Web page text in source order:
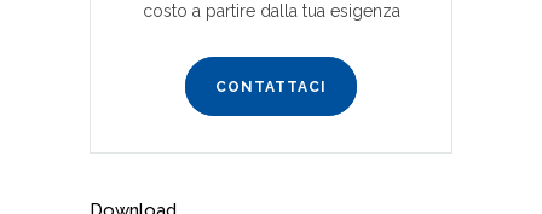
costo a partire dalla tua esigenza
CONTATTACI